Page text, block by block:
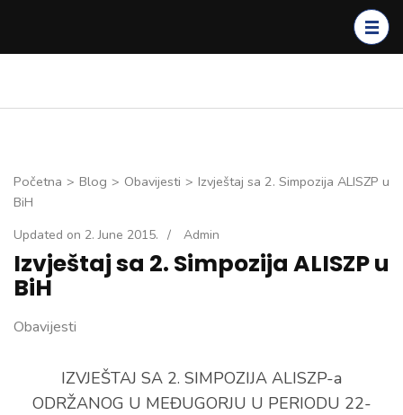
Enter)
Početna > Blog > Obavijesti > Izvještaj sa 2. Simpozija ALISZP u
BiH
Updated on 2. June 2015. / Admin
Izvještaj sa 2. Simpozija ALISZP u
BiH
Obavijesti
IZVJEŠTAJ SA 2. SIMPOZIJA ALISZP-a
ODRŽANOG U MEĐUGORJU U PERIODU 22-